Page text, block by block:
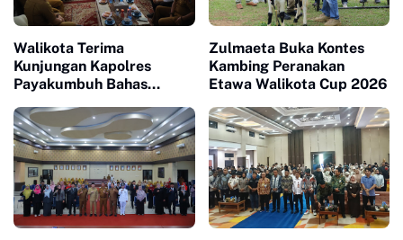
Walikota Terima
Kunjungan Kapolres
Payakumbuh Bahas
Hankamtibmas
Zulmaeta Buka Kontes
Kambing Peranakan
Etawa Walikota Cup 2026